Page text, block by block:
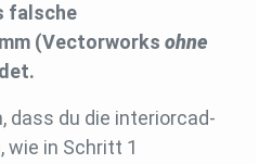
falsche
(Vectorworks ohne
dass du die interiorcad-
wie in Schritt 1